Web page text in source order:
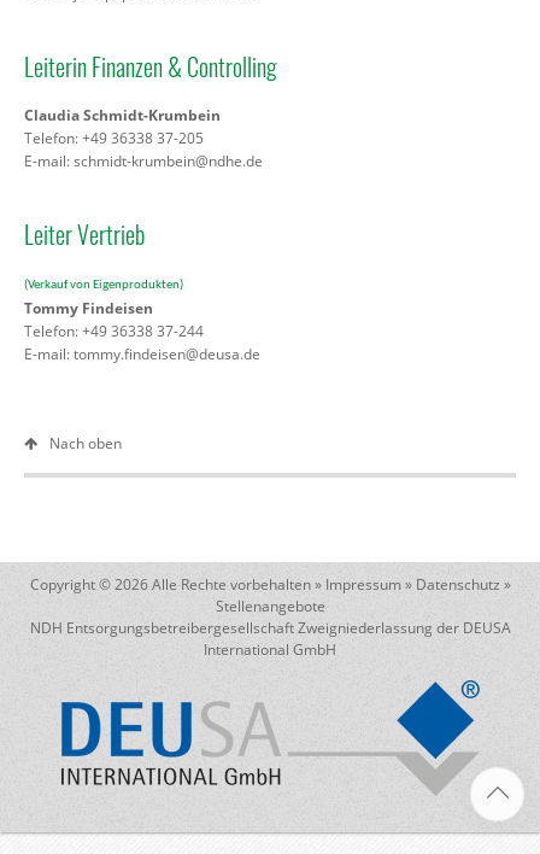
Leiterin Finanzen & Controlling
Claudia Schmidt-Krumbein
Telefon: +49 36338 37-205
E-mail:schmidt-krumbein@ndhe.de
Leiter Vertrieb
(Verkauf von Eigenprodukten)
Tommy Findeisen
Telefon: +49 36338 37-244
E-mail:tommy.findeisen@deusa.de
Nach oben
Copyright © 2026 Alle Rechte vorbehalten » Impressum» Datenschutz »
Stellenangebote
NDH Entsorgungsbetreibergesellschaft Zweigniederlassung der DEUSA
International GmbH